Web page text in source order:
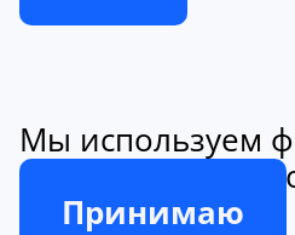
Мы используем
Принимаю